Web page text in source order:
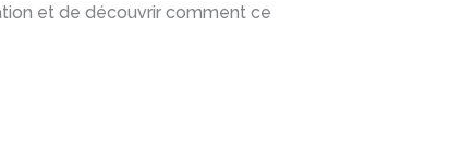
et de découvrir comment ce